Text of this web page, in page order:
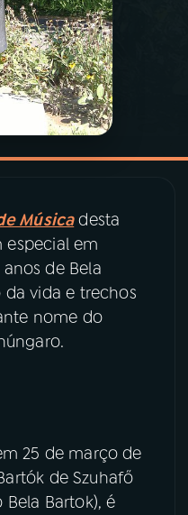
Facebook
Músicadesta
especial em
de Bela
vida e trechos
nome do
25 de março de
de Szuhafő
Bartok), é